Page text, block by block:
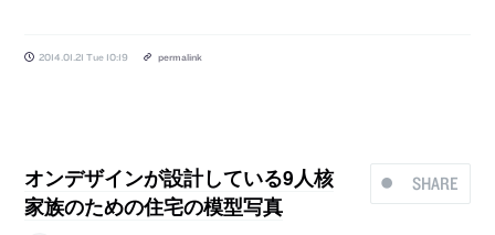
2014.01.21 Tue 10:19 permalink
SHARE
オンデザインが設計している9人核
家族のための住宅の模型写真